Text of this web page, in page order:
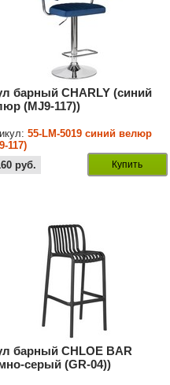
барный CHARLY (синий
(MJ9-117))
55-LM-5019 синий велюр
117)
руб. Купить
барный CHLOE BAR
серый (GR-04))